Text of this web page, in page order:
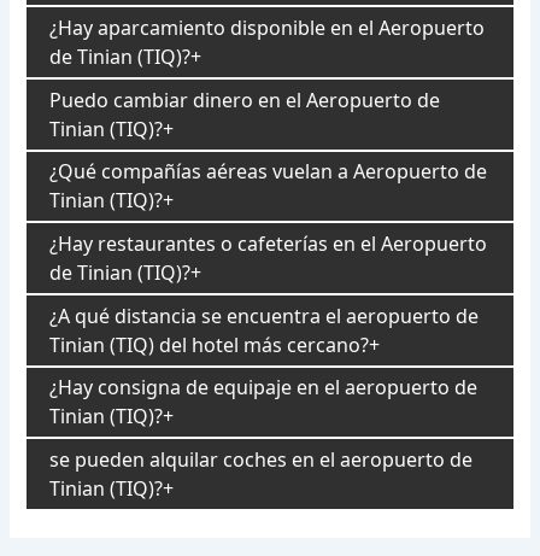
¿Hay aparcamiento disponible en el Aeropuerto
de Tinian (TIQ)?
Puedo cambiar dinero en el Aeropuerto de
Tinian (TIQ)?
¿Qué compañías aéreas vuelan a Aeropuerto de
Tinian (TIQ)?
¿Hay restaurantes o cafeterías en el Aeropuerto
de Tinian (TIQ)?
¿A qué distancia se encuentra el aeropuerto de
Tinian (TIQ) del hotel más cercano?
¿Hay consigna de equipaje en el aeropuerto de
Tinian (TIQ)?
se pueden alquilar coches en el aeropuerto de
Tinian (TIQ)?